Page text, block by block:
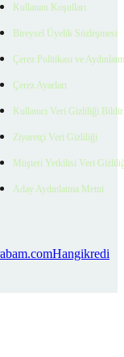
Kullanım Koşulları
Bireysel Üyelik Sözleşmesi
Çerez Politikası ve
Çerez Ayarları
Kullanıcı Veri Gizliliği
Ziyaretçi Veri Gizliliği
Müşteri Yetkilisi Veri
Aday Aydınlatma Metni
Hangikredi